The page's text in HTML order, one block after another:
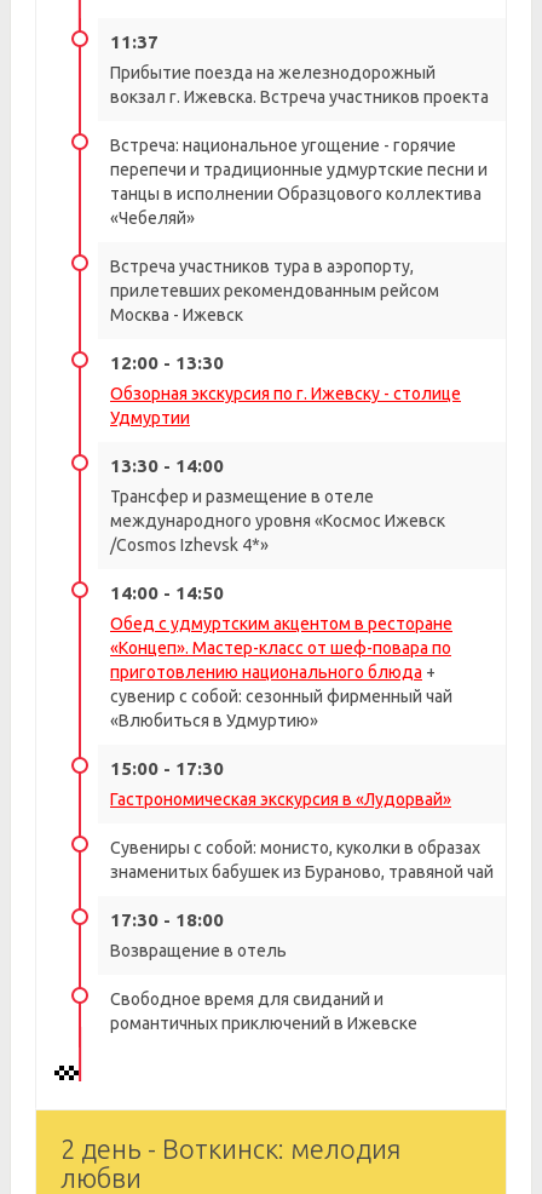
11:37
Прибытие поезда на железнодорожный
вокзал г. Ижевска. Встреча участников проекта
Встреча: национальное угощение - горячие
перепечи и традиционные удмуртские песни и
танцы в исполнении Образцового коллектива
«Чебеляй»
Встреча участников тура в аэропорту,
прилетевших рекомендованным рейсом
Москва - Ижевск
12:00 - 13:30
Обзорная экскурсия по г. Ижевску - столице
Удмуртии
13:30 - 14:00
Трансфер и размещение в отеле
международного уровня «Космос Ижевск
/Cosmos Izhevsk 4*»
14:00 - 14:50
Обед с удмуртским акцентом в ресторане
«Концеп». Мастер-класс от шеф-повара по
приготовлению национального блюда +
сувенир с собой: сезонный фирменный чай
«Влюбиться в Удмуртию»
15:00 - 17:30
Гастрономическая экскурсия в «Лудорвай»
Сувениры с собой: монисто, куколки в образах
знаменитых бабушек из Бураново, травяной чай
17:30 - 18:00
Возвращение в отель
Свободное время для свиданий и
романтичных приключений в Ижевске
2 день - Воткинск: мелодия
любви